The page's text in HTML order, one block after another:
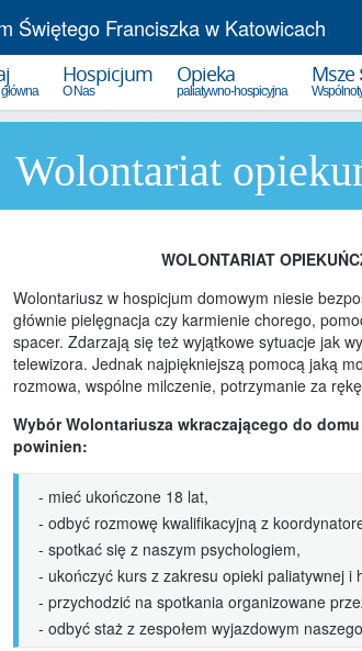
Świętego Franciszka w Katowicach
Hospicjum
O Nas
Statut Hospicjum
Hospicjum dziś...
Kalendarium Hospicjum
jak to się zaczęło
25-lecie Hospicjum
30-lecie Hospicjum
35-lecie Hospicjum
Refleksje
kilka słów od przewodniczących
RODO
Galeria
Media o Nas
Aktualności
Opieka
paliatywno-hospicyjna
Opieka paliatywna w
Zgłoszenie pacjenta
Wspólnota rodzin
spotkania
Grupa wsparcia
dla osób w żałobie
Podziękowania
rodzin podopiecznych
Spotkania Online
Msze
Wolontariat
WOLONTARIAT
Wolontariusz w hospicjum domowym niesie
głównie pielęgnacja czy karmienie chorego,
spacer. Zdarzają się też wyjątkowe sytuacje jak
telewizora. Jednak najpiękniejszą pomocą jaką
rozmowa, wspólne milczenie, potrzymanie za
Wybór Wolontariusza wkraczającego do
powinien:
- mieć ukończone 18 lat,
- odbyć rozmowę kwalifikacyjną z
- spotkać się z naszym psychologiem,
- ukończyć kurs z zakresu opieki paliatywnej i
- przychodzić na spotkania organizowane
- odbyć staż z zespołem wyjazdowym